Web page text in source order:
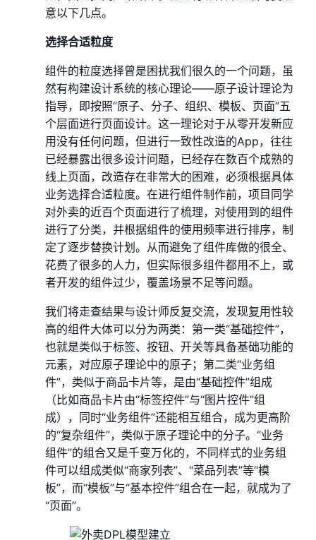
意以下几点。
选择合适粒度
组件的粒度选择曾是困扰我们很久的一个问题，虽
然有构建设计系统的核心理论——原子设计理论为
指导，即按照“原子、分子、组织、模板、页面”五
个层面进行页面设计。这一理论对于从零开发新应
用没有任何问题，但进行一致性改造的App，往往
已经暴露出很多设计问题，已经存在数百个成熟的
线上页面，改造存在非常大的困难，必须根据具体
业务选择合适粒度。在进行组件制作前，项目同学
对外卖的近百个页面进行了梳理，对使用到的组件
进行了分类，并根据组件的使用频率进行排序，制
定了逐步替换计划。从而避免了组件库做的很全、
花费了很多的人力，但实际很多组件都用不上，或
者开发的组件过少，覆盖场景不足等问题。
我们将走查结果与设计师反复交流，发现复用性较
高的组件大体可以分为两类：第一类“基础控件”，
也就是类似于标签、按钮、开关等具备基础功能的
元素，对应原子理论中的原子；第二类“业务组
件”，类似于商品卡片等，是由“基础控件”组成
（比如商品卡片由“标签控件”与“图片控件”组
成），同时“业务组件”还能相互组合，成为更高阶
的“复杂组件”，类似于原子理论中的分子。“业务
组件”的组合又是千变万化的，不同样式的业务组
件可以组成类似“商家列表”、“菜品列表”等“模
板”，而“模板”与“基本控件”组合在一起，就成为了
“页面”。